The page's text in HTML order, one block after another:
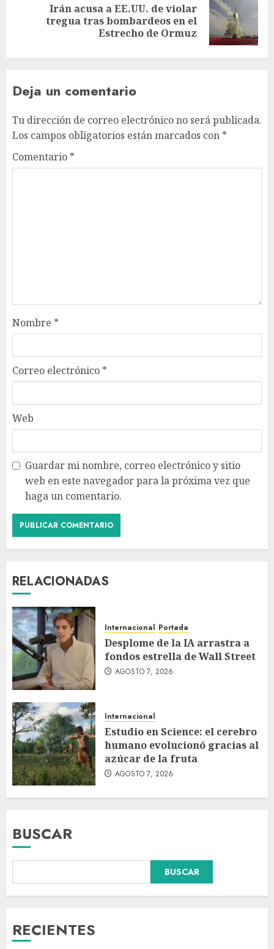
Irán acusa a EE.UU. de violar
tregua tras bombardeos en el
Estrecho de Ormuz
Deja un comentario
Tu dirección de correo electrónico no será publicada.
Los campos obligatorios están marcados con *
Comentario *
Nombre *
Correo electrónico *
Web
Guardar mi nombre, correo electrónico y sitio
web en este navegador para la próxima vez que
haga un comentario.
RELACIONADAS
Internacional Portada
Desplome de la IA arrastra a
fondos estrella de Wall Street
AGOSTO 7, 2026
Internacional
Estudio en Science: el cerebro
humano evolucionó gracias al
azúcar de la fruta
AGOSTO 7, 2026
BUSCAR
BUSCAR
RECIENTES
Lotería Nacional emite billete
por centenario de la
Asociación de Scouts en
México